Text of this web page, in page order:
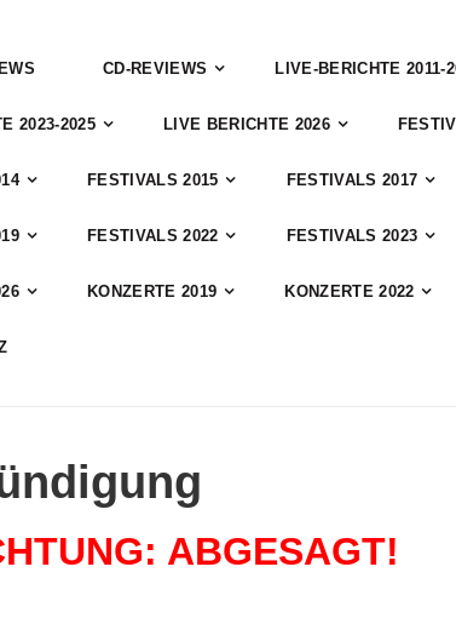
CD-REVIEWS LIVE-BERICHTE 2011-
2023-2025 LIVE BERICHTE 2026
FESTIVALS 2015 FESTIVALS 2017
FESTIVALS 2022 FESTIVALS 2023
KONZERTE 2019 KONZERTE 2022
ABGESAGT!